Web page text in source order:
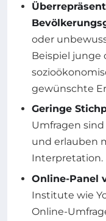
oder
Beispiel junge
gewünschte
Geringe
Umfragen
und erlauben
Interpretation.
Online-Panel
Institute wie
Online-